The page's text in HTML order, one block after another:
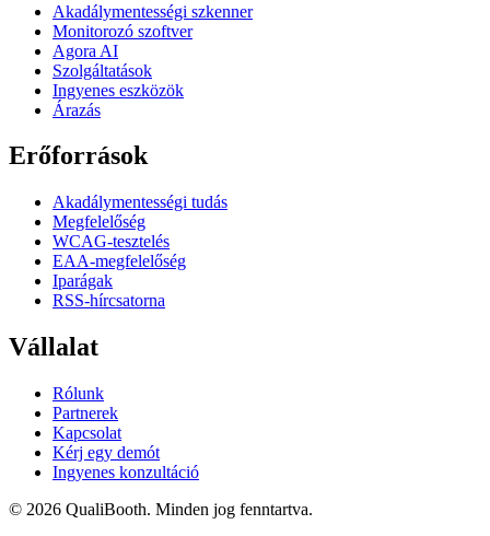
Akadálymentességi szkenner
Monitorozó szoftver
Agora AI
Szolgáltatások
Ingyenes eszközök
Árazás
Erőforrások
Akadálymentességi tudás
Megfelelőség
WCAG-tesztelés
EAA-megfelelőség
Iparágak
RSS-hírcsatorna
Vállalat
Rólunk
Partnerek
Kapcsolat
Kérj egy demót
Ingyenes konzultáció
© 2026 QualiBooth. Minden jog fenntartva.